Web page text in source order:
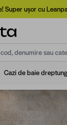
Super ușor cu
denumire sau
Cazi de baie